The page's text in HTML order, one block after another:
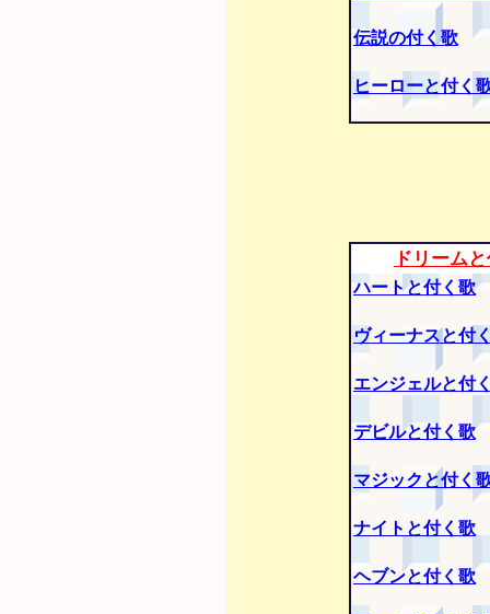
伝説の付く歌
ヒーローと付く
ドリーム
ハートと付く歌
ヴィーナスと付
エンジェルと付
デビルと付く歌
マジックと付く
ナイトと付く歌
ヘブンと付く歌